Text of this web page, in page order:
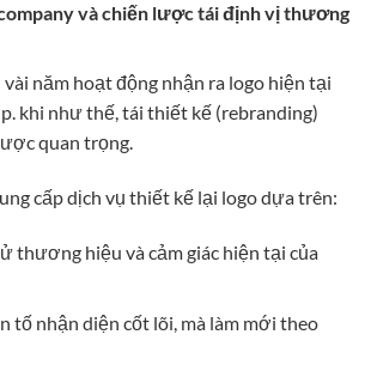
và chiến lược tái định vị thương
vài năm hoạt động nhận ra logo hiện tại
khi như thế, tái thiết kế (rebranding)
quan trọng.
cấp dịch vụ thiết kế lại logo dựa trên:
thương hiệu và cảm giác hiện tại của
tố nhận diện cốt lõi, mà làm mới theo